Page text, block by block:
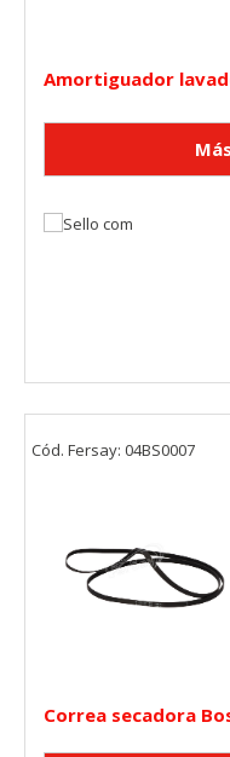
Amortiguador
Correa secadora
Cód. Fersay: 04BS0007